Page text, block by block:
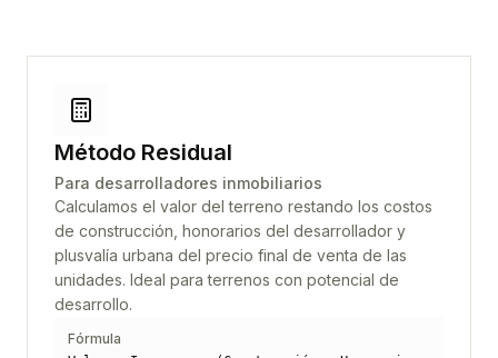
Método Residual
Para desarrolladores inmobiliarios
Calculamos el valor del terreno restando los costos
de construcción, honorarios del desarrollador y
plusvalía urbana del precio final de venta de las
unidades. Ideal para terrenos con potencial de
desarrollo.
Fórmula